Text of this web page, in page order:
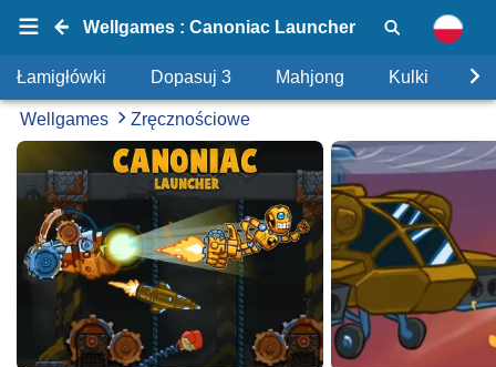
Wellgames : Canoniac Launcher
Łamigłówki Dopasuj 3 Mahjong Kulki
Wellgames Zręcznościowe